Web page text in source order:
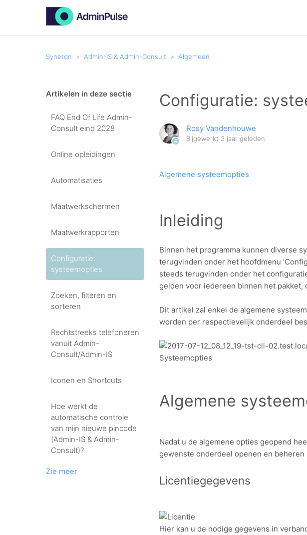
Syneton Admin-IS & Admin-Consult Algemeen
Artikelen in deze sectie
FAQ End Of Life Admin-
Consult eind 2028
Online opleidingen
Automatisaties
Maatwerkschermen
Maatwerkrapporten
Configuratie:
systeemopties
Zoeken, filteren en
sorteren
Rechtstreeks telefoneren
vanuit Admin-
Consult/Admin-IS
Iconen en Shortcuts
Hoe werkt de
automatische controle
van mijn nieuwe pincode
(Admin-IS & Admin-
Consult)?
Zie meer
Configuratie:
Rosy Vandenhouwe
Bijgewerkt 3 jaar geleden
Algemene systeemopties
Inleiding
Binnen het programma kunnen diverse
terugvinden onder het hoofdmenu
steeds terugvinden onder het
gelden voor iedereen binnen het
Dit artikel zal enkel de algemene
worden per respectievelijk onderdeel
Systeemopties
Algemene
Nadat u de algemene opties geopend
gewenste onderdeel openen en beheren
Licentiegegevens
Hier kan u de nodige gegevens in